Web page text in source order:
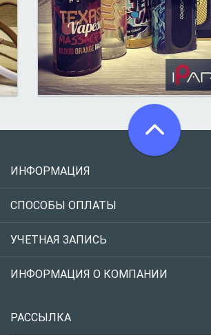
ИНФОРМАЦИЯ
СПОСОБЫ ОПЛАТЫ
УЧЕТНАЯ ЗАПИСЬ
ИНФОРМАЦИЯ О КОМПАНИИ
РАССЫЛКА